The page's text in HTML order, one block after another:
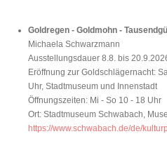
Goldregen - Goldmohn -
Michaela Schwarzmann
Ausstellungsdauer 8.8. bis
Eröffnung zur Goldschlägernacht:
Uhr, Stadtmuseum und Innenstadt
Öffnungszeiten: Mi - So 10 - 18 Uhr
Ort: Stadtmuseum Schwabach,
https://www.schwabach.de/de/